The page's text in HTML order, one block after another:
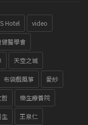
S Hotel video
健醫學會
天空之城
布袋戲風箏 愛紗
哲 樂生療養院
生 王泉仁